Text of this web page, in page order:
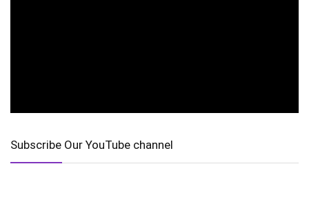
Subscribe Our YouTube channel